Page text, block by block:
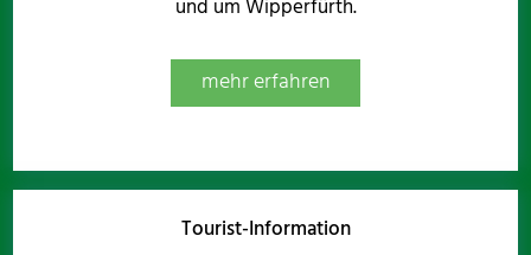
und um Wipperfürth.
mehr erfahren
Tourist-Information